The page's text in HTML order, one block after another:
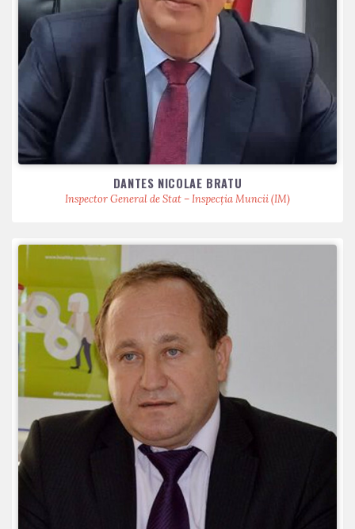
DANTES NICOLAE BRATU
Inspector General de Stat – Inspecția Muncii (IM)